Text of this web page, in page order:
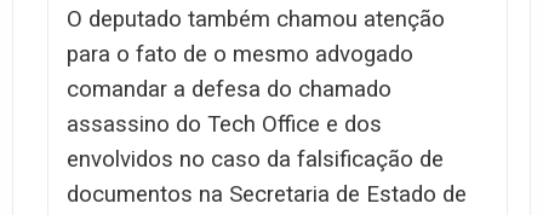
O deputado também chamou atenção
para o fato de o mesmo advogado
comandar a defesa do chamado
assassino do Tech Office e dos
envolvidos no caso da falsificação de
documentos na Secretaria de Estado de